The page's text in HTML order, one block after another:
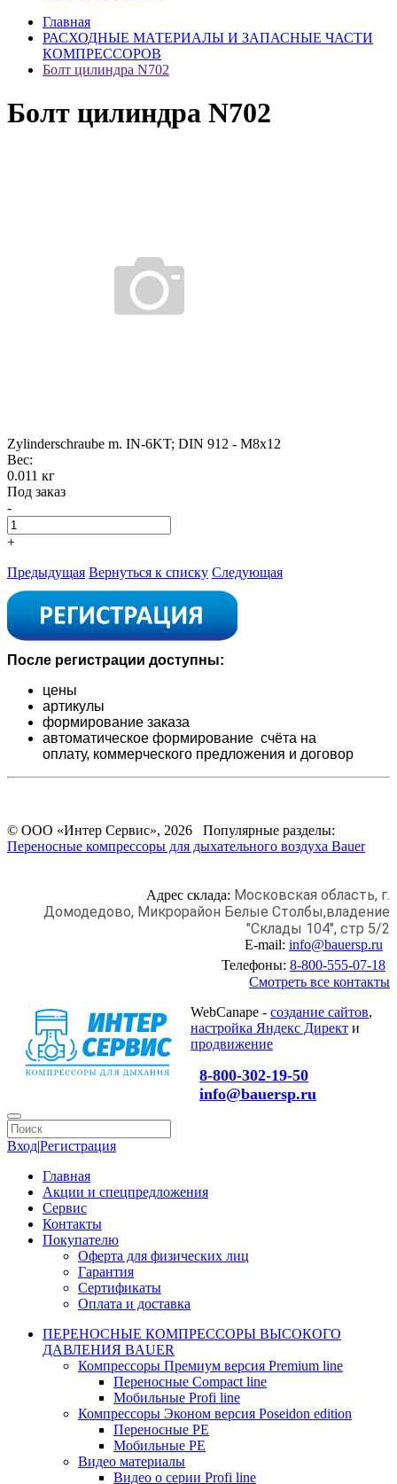
Главная
РАСХОДНЫЕ МАТЕРИАЛЫ И ЗАПАСНЫЕ ЧАСТИ
КОМПРЕССОРОВ
Болт цилиндра N702
Болт цилиндра N702
Zylinderschraube m. IN-6KT; DIN 912 - M8x12
Вес:
0.011 кг
Под заказ
-
+
Предыдущая Вернуться к списку Следующая
После регистрации доступны:
цены
артикулы
формирование заказа
автоматическое формирование счёта на
оплату, коммерческого предложения и договор
© ООО «Интер Сервис», 2026 Популярные разделы:
Переносные компрессоры для дыхательного воздуха Bauer
Адрес склада: Московская область, г.
Домодедово, Микрорайон Белые Столбы,владение
"Склады 104", стр 5/2
E-mail: info@bauersp.ru
Телефоны: 8-800-555-07-18
Смотреть все контакты
WebCanape - создание сайтов,
настройка Яндекс Директ и
продвижение
8-800-302-19-50
info@bauersp.ru
Вход|Регистрация
Главная
Акции и спецпредложения
Сервис
Контакты
Покупателю
Оферта для физических лиц
Гарантия
Сертификаты
Оплата и доставка
ПЕРЕНОСНЫЕ КОМПРЕССОРЫ ВЫСОКОГО
ДАВЛЕНИЯ BAUER
Компрессоры Премиум версия Premium line
Переносные Compact line
Мобильные Profi line
Компрессоры Эконом версия Poseidon edition
Переносные PE
Мобильные PE
Видео материалы
Видео о серии Profi line